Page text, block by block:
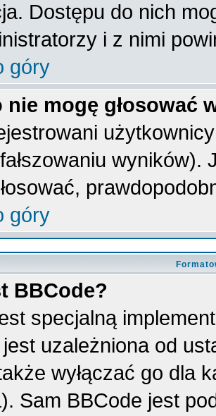
Dostępu do nich
i z nimi
góry
nie mogę głosować
wyników).
góry
BBCode?
specjalną
uzależniona od
wyłączać go dla
Sam BBCode jest